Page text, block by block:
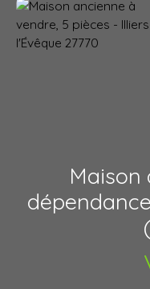
Maison